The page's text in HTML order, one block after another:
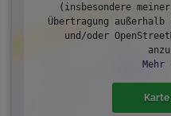
(insbesondere
Übertragung außerhalb
und/oder
Mehr